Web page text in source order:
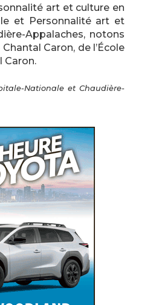
art et culture en
et Personnalité art et
Appalaches, notons
Caron, de l’École
Caron.
Nationale et Chaudière-